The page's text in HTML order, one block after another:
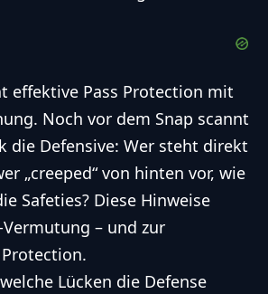
effektive Pass Protection mit
Noch vor dem Snap scannt
die Defensive: Wer steht direkt
„creeped“ von hinten vor, wie
Safeties? Diese Hinweise
– und zur
Lücken die Defense